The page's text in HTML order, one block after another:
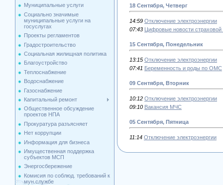
Муниципальные услуги
Социально значимые
муниципальные услуги на
госуслугах
Проекты регламентов
Градостроительство
Социальная жилищная политика
Благоустройство
Теплоснабжение
Водоснабжение
Газоснабжение
Капитальный ремонт
Общественное обсуждение
проектов НПА
Прокуратура разъясняет
Нет коррупции
Информация для бизнеса
Имущественная поддержка
cубъектов МСП
Энергосбережение
Комисия по соблюд. требований к
мун.службе
18 Сентября, Четверг
14:59 Отключение электроэнергии
07:43 Цифровые новости
15 Сентября, Понедельник
13:15 Отключение электроэнергии
07:41 Беременность и роды по ОМС
09 Сентября, Вторник
10:12 Отключение электроэнергии
09:10 Вакансия МЧС
05 Сентября, Пятница
11:14 Отключение электроэнергии